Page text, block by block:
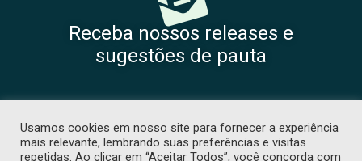
Receba nossos releases e
sugestões de pauta
Usamos cookies em nosso site para fornecer a experiência
mais relevante, lembrando suas preferências e visitas
repetidas. Ao clicar em “Aceitar Todos”, você concorda com